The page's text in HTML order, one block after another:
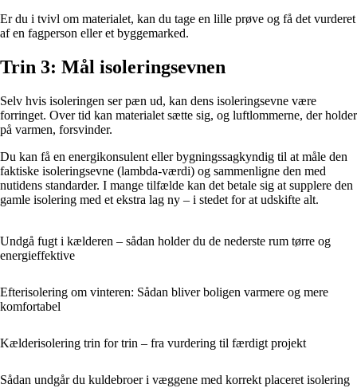
Er du i tvivl om materialet, kan du tage en lille prøve og få det vurderet
af en fagperson eller et byggemarked.
Trin 3: Mål isoleringsevnen
Selv hvis isoleringen ser pæn ud, kan dens isoleringsevne være
forringet. Over tid kan materialet sætte sig, og luftlommerne, der holder
på varmen, forsvinder.
Du kan få en energikonsulent eller bygningssagkyndig til at måle den
faktiske isoleringsevne (lambda-værdi) og sammenligne den med
nutidens standarder. I mange tilfælde kan det betale sig at supplere den
gamle isolering med et ekstra lag ny – i stedet for at udskifte alt.
Undgå fugt i kælderen – sådan holder du de nederste rum tørre og
energieffektive
Efterisolering om vinteren: Sådan bliver boligen varmere og mere
komfortabel
Kælderisolering trin for trin – fra vurdering til færdigt projekt
Sådan undgår du kuldebroer i væggene med korrekt placeret isolering